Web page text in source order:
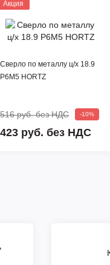
Акция
Сверло по металлу ц/х 18.9
Р6М5 HORTZ
516 руб.без НДС -10%
423 руб. без НДС